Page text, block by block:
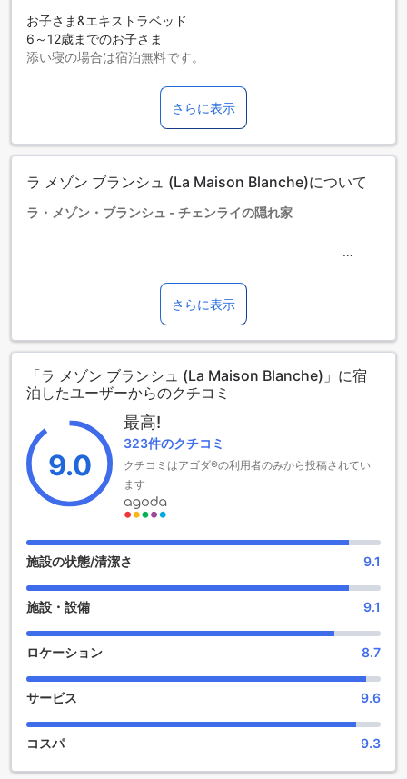
お子さま&エキストラベッド
6～12歳までのお子さま
添い寝の場合は宿泊無料です。
ます。各ルームタイプ欄の記載をお確かめください。ルーム
タイプの欄にエキストラベッド追加のオプションが提示され
ていない場合は、エキストラベッドの追加はできません。
【ご注意】6部屋以上をご予約の場合は、異なるご予約条件や
宿泊可能最小年齢：6歳
さらに表示
ラ メゾン ブランシュ (La Maison Blanche)について
ラ・メゾン・ブランシュ - チェンライの隠れ家
は、心地よい3つ星ホテルです。市中心部からわずか5キロの
距離に位置し、便利なロケーションを誇ります。空港までは
車で約25分でアクセスできるため、旅行者にとって理想的な
拠点となります。静かな環境の中で、リラックスしたひとと
きをお過ごしいただけます。
このホテルは、1つの客室を提供しており、プライベートな空
間での滞在をお楽しみいただけます。チェックインは午後2時
から可能で、チェックアウトは正午までとなっており、ゆっ
たりとした時間を確保できます。また、0歳から12歳までのお
子様は無料で宿泊可能ですので、家族旅行にも最適です。
ラ・メゾン・ブランシュで、特別な思い出を作りましょう。
ラ・メゾン・ブランシュのエンターテインメント施設
ラ・メゾン・ブランシュでは、滞在中のリラクゼーションと
楽しみを提供するために、魅力的なエンターテインメント施
を癒す特別な空間です。温かいお湯に浸かりながら、星空を
眺めたり、友人や家族と楽しい会話を楽しんだりすることが
できます。日常の喧騒を忘れ、リラックスしたひとときを過
ごせることでしょう。
す。緑豊かな植物や色とりどりの花々に囲まれたこの庭は、
散歩やピクニックに最適な場所です。静かな環境の中で、読
書をしたり、自然の音に耳を傾けたりすることで、心身とも
にリフレッシュできます。ラ・メゾン・ブランシュでの滞在
してくれることでしょう。
さらに表示
「ラ メゾン ブランシュ (La Maison Blanche)」に宿
泊したユーザーからのクチコミ
9.0
最高!
323件のクチコミ
クチコミはアゴダ®の利用者のみから投稿されてい
ます
施設の状態/清潔さ 9.1
施設・設備 9.1
ロケーション 8.7
サービス 9.6
コスパ 9.3